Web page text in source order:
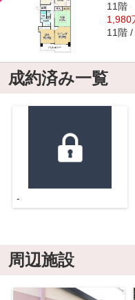
11階
1,980
11階
成約済み一覧
-
周辺施設